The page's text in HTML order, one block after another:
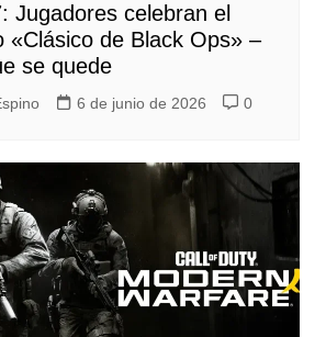
Jugadores celebran el
«Clásico de Black Ops» –
se quede
6 de junio de 2026 0